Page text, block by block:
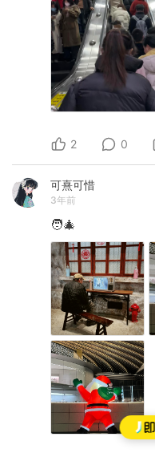
2 0
可熹可惜
3年前
🧑‍🎄